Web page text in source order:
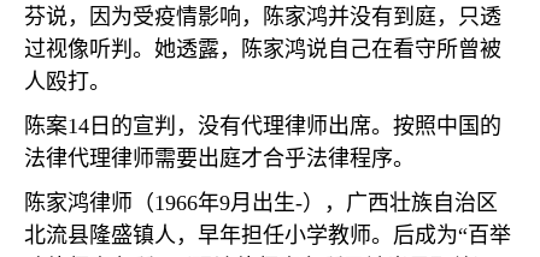
芬说，因为受疫情影响，陈家鸿并没有到庭，只透
过视像听判。她透露，陈家鸿说自己在看守所曾被
人殴打。
陈案14 日的宣判，没有代理律师出席。按照中国的
法律代理律师需要出庭才合乎法律程序。
陈家鸿律师（1966年9月出生-），广西壮族自治区
北流县隆盛镇人，早年担任小学教师。后成为“百举